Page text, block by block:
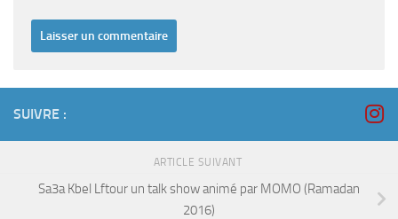
SUIVRE :
ARTICLE SUIVANT
Sa3a Kbel Lftour un talk show animé par MOMO (Ramadan
2016)